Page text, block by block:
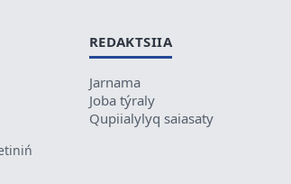
REDAKTSIIA
Jarnama
Joba týraly
Qupiialylyq saiasaty